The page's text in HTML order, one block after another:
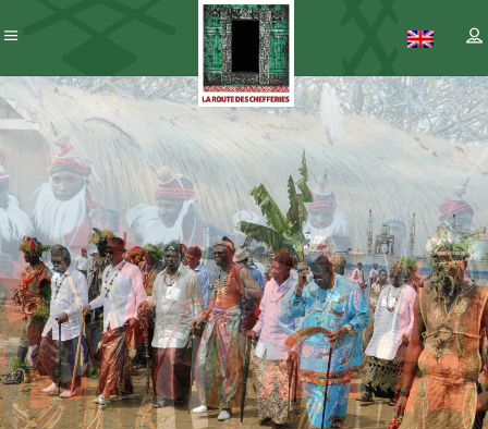
Patrimoine
– ICC